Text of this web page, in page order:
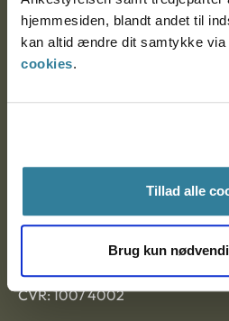
hjemmesiden, blandt andet til
kan altid ændre dit samtykke via
cookies.
Tillad alle
Brug kun
Postadresse:
Nytorv 7, 2. sal
EAN: 57 98 000 35 48 21
CVR: 1007 4002